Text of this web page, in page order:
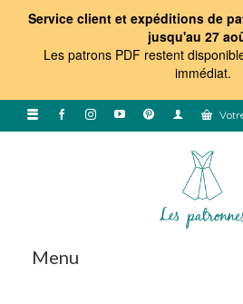
Service client et expéditions de
jusqu'au 27
Les patrons PDF restent
immédiat.
Menu